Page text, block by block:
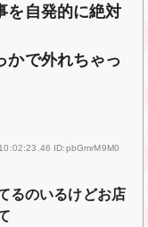
を自発的に絶対
かで外れちゃっ
ID:pbGmrM9M0
るのいるけどお店